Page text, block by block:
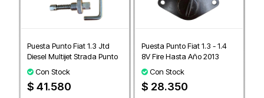
Puesta Punto Fiat 1.3 Jtd
Diesel Multijet Strada Punto
Con Stock
$ 41.580
Puesta Punto Fiat 1.3 - 1.4
8V Fire Hasta Año 2013
Con Stock
$ 28.350